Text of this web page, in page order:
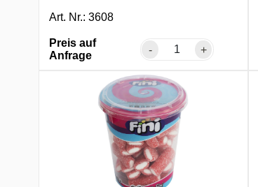
Art. Nr.: 3608
Preis auf
Anfrage
- +